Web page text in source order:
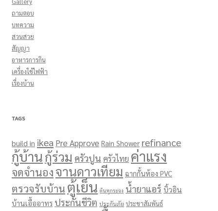
ถามตอบ
บทความ
สวนสวย
สัญญา
อาหารการกิน
เครื่องใช้ไฟฟ้า
เรื่องบ้าน
TAGS
build in ikea Pre Approve Rain Shower refinance
กู้บ้านกู้ร่วม ครัวปูน ครัวไทย ค่าแรง
จดจำนองจานดาวเทียม ฉากกั้นห้อง PVC
ตรวจรับบ้าน ตู้เย็น ต้นหูกระจง น้ำยาแอร์ บิ้วอิน
บ้านเอื้ออาทร ประกันชีวิต ประกันภัย ประชาสัมพันธ์